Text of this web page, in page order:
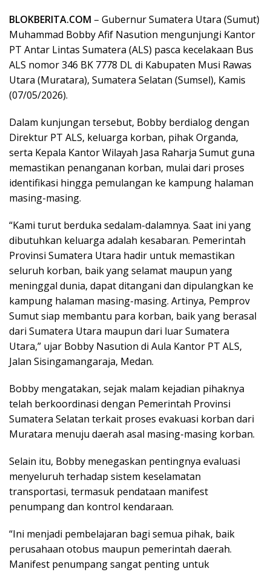
BLOKBERITA.COM – Gubernur Sumatera Utara (Sumut)
Muhammad Bobby Afif Nasution mengunjungi Kantor
PT Antar Lintas Sumatera (ALS) pasca kecelakaan Bus
ALS nomor 346 BK 7778 DL di Kabupaten Musi Rawas
Utara (Muratara), Sumatera Selatan (Sumsel), Kamis
(07/05/2026).
Dalam kunjungan tersebut, Bobby berdialog dengan
Direktur PT ALS, keluarga korban, pihak Organda,
serta Kepala Kantor Wilayah Jasa Raharja Sumut guna
memastikan penanganan korban, mulai dari proses
identifikasi hingga pemulangan ke kampung halaman
masing-masing.
“Kami turut berduka sedalam-dalamnya. Saat ini yang
dibutuhkan keluarga adalah kesabaran. Pemerintah
Provinsi Sumatera Utara hadir untuk memastikan
seluruh korban, baik yang selamat maupun yang
meninggal dunia, dapat ditangani dan dipulangkan ke
kampung halaman masing-masing. Artinya, Pemprov
Sumut siap membantu para korban, baik yang berasal
dari Sumatera Utara maupun dari luar Sumatera
Utara,” ujar Bobby Nasution di Aula Kantor PT ALS,
Jalan Sisingamangaraja, Medan.
Bobby mengatakan, sejak malam kejadian pihaknya
telah berkoordinasi dengan Pemerintah Provinsi
Sumatera Selatan terkait proses evakuasi korban dari
Muratara menuju daerah asal masing-masing korban.
Selain itu, Bobby menegaskan pentingnya evaluasi
menyeluruh terhadap sistem keselamatan
transportasi, termasuk pendataan manifest
penumpang dan kontrol kendaraan.
“Ini menjadi pembelajaran bagi semua pihak, baik
perusahaan otobus maupun pemerintah daerah.
Manifest penumpang sangat penting untuk